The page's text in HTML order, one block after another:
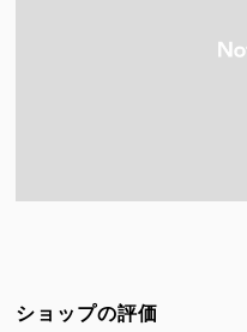
ショップの評価